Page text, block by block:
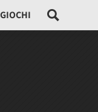
GIOCHI